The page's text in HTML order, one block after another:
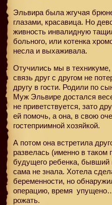
Эльвира была жгучая
глазами, красавица. Но
живность инвалидную
больного, или котенка
несла и выхаживала.
Отучились мы в
связь друг с другом не
другу в гости. Родили по
Муж Эльвире достался
не приветствуется, зато
ей помочь, а она, в свою
гостеприимной хозяйкой.
А потом она встретила
развелась (именно в таком
будущего ребенка,
сама не знала. Хотела
беременности, но
операцию, время
рожать.